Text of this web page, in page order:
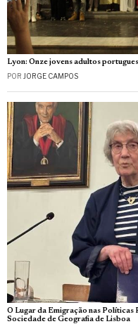
Lyon: Onze jovens adultos
POR JORGE CAMPOS
O Lugar da Emigração nas Políticas
Sociedade de Geografia de Lisboa